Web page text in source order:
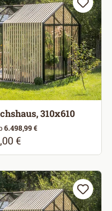
310x610
6.498,99 €
Preis:
€